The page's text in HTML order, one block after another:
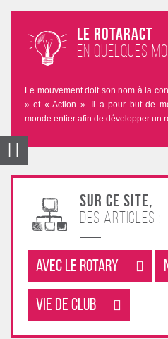
Le Rotaract
en quelques
Le mouvement doit son nom à la
» et « Action ». Il a pour but de
monde entier afin de développer un
Sur ce site,
des articles :
Avec le rotary
Vie de club